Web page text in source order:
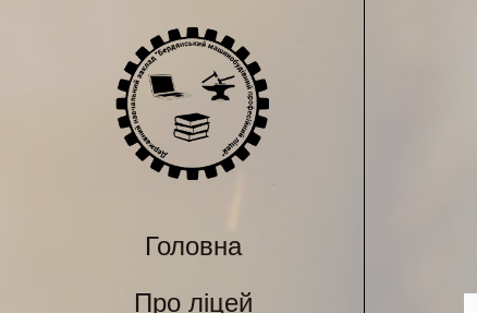
Головна
Про ліцей